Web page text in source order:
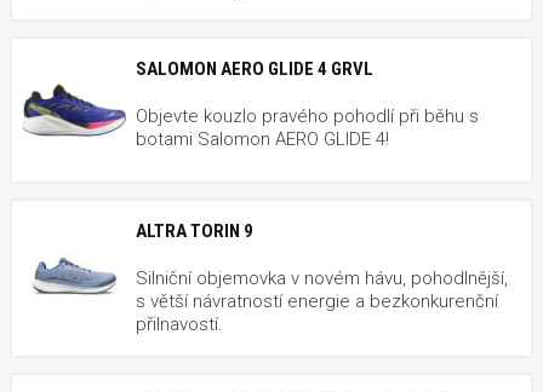
SALOMON AERO GLIDE 4 GRVL
Objevte kouzlo pravého pohodlí při běhu s
botami Salomon AERO GLIDE 4!
ALTRA TORIN 9
Silniční objemovka v novém hávu, pohodlnější,
s větší návratností energie a bezkonkurenční
přilnavostí.